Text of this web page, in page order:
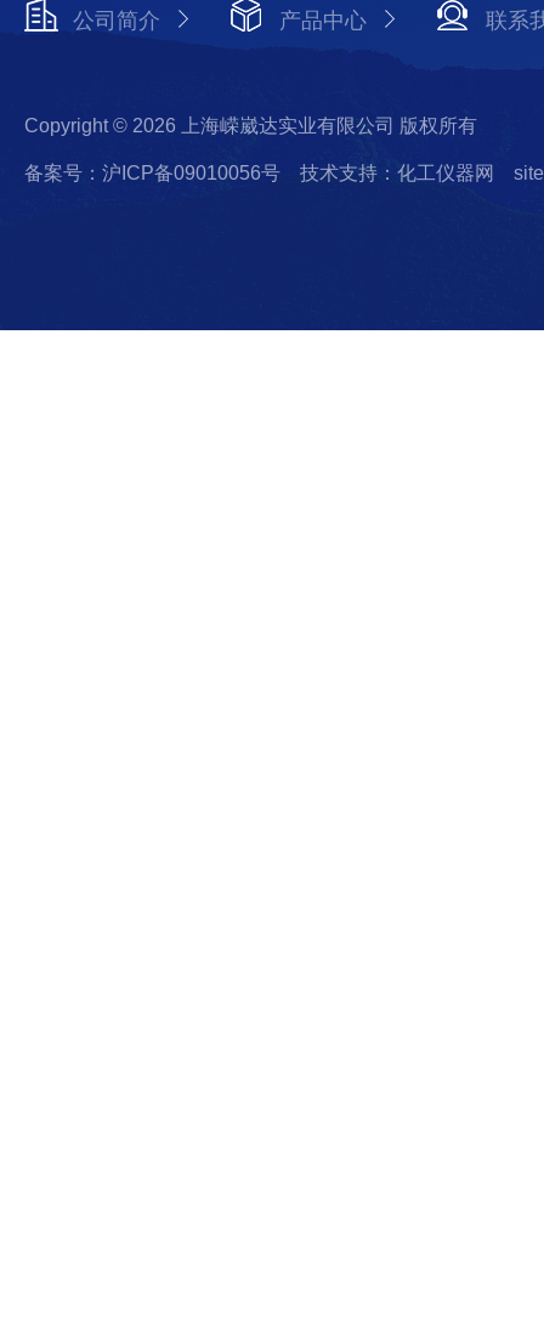
公司简介 产品中心 联系
Copyright © 2026 上海嵘崴达实业有限公司 版权所有
备案号：沪ICP备09010056号 技术支持：化工仪器网